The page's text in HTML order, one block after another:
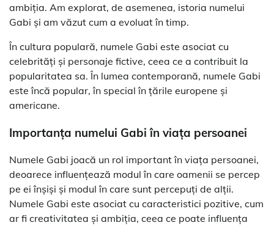
ambiția. Am explorat, de asemenea, istoria numelui
Gabi și am văzut cum a evoluat în timp.
În cultura populară, numele Gabi este asociat cu
celebrități și personaje fictive, ceea ce a contribuit la
popularitatea sa. În lumea contemporană, numele Gabi
este încă popular, în special în țările europene și
americane.
Importanța numelui Gabi în viața persoanei
Numele Gabi joacă un rol important în viața persoanei,
deoarece influențează modul în care oamenii se percep
pe ei înșiși și modul în care sunt percepuți de alții.
Numele Gabi este asociat cu caracteristici pozitive, cum
ar fi creativitatea și ambiția, ceea ce poate influența